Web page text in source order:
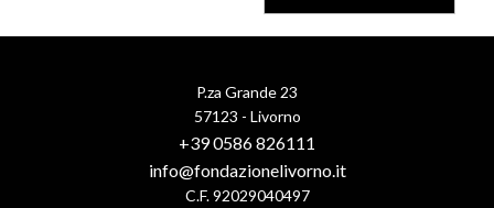
P.za Grande 23
57123 - Livorno
+39 0586 826111
info@fondazionelivorno.it
C.F. 92029040497